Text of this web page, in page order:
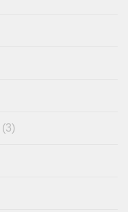
(3)